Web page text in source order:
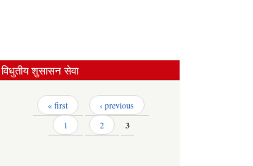
विधुतीय शुसासन सेवा
Pages « first
‹ previous
1
2 3